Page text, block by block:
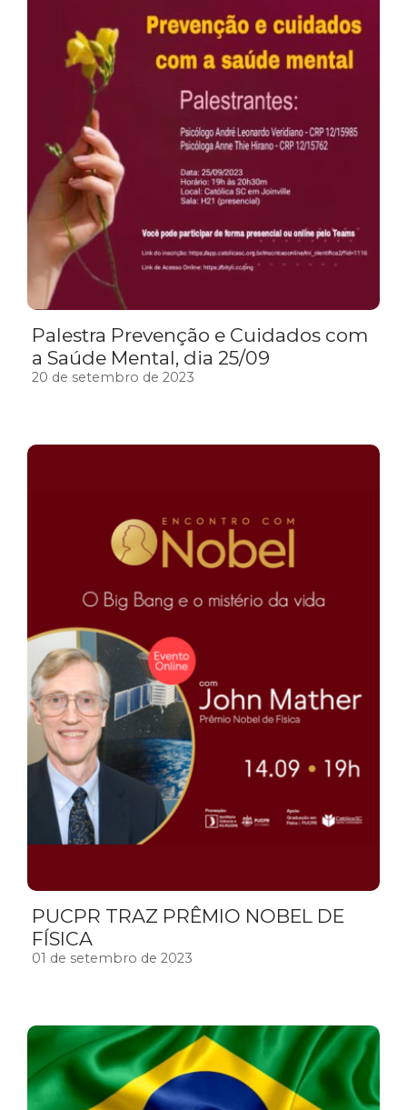
Palestra Prevenção e Cuidados com
a Saúde Mental, dia 25/09
20 de setembro de 2023
PUCPR TRAZ PRÊMIO NOBEL DE
FÍSICA
01 de setembro de 2023